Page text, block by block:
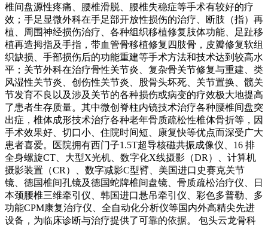
椎间盘源性疼痛、腰椎滑脱、腰椎失稳症等手术有较好的疗
效；手足显微外科在手足部开放性损伤的治疗、断肢（指）再
植、周围神经损伤治疗、各种组织移植修复肢体功能、足趾移
植再造拇指及手指，带血管骨移植修复四肢骨，皮瓣修复软组
织缺损、手部损伤后的功能重建等手术方法和技术达到较高水
平；关节外科在治疗骨性关节炎、复杂骨关节修复与重建、类
风湿性关节炎、创伤性关节炎、股骨头坏死、关节置换、髋关
节发育不良以及涉及关节的各种损伤或病变的疗效极大地提高
了患者生存质量。其中微创脊柱内镜技术治疗各种腰椎间盘突
出症，椎体成形技术治疗各种老年骨质疏松性椎体骨折等，因
手术效果好、切口小、住院时间短、康复快等优点而深受广大
患者喜爱。医院拥有西门子1.5T超导核磁共振成像仪、16 排
全身螺旋CT、大型X光机、数字化X线摄影（DR）、计算机
摄影装置（CR）、数字减影C型臂、美国进口史赛克关节
镜、德国椎间孔镜及德国蛇牌椎间盘镜、骨质疏松治疗仪、日
本颈腰椎三维牵引仪、韩国进口悬吊牵引仪、彩色多普勒、多
功能CPM康复治疗仪、全自动化分析仪等国内外高精尖先进
设备，为临床诊断与治疗提供了可靠的依据。 包头云龙骨科